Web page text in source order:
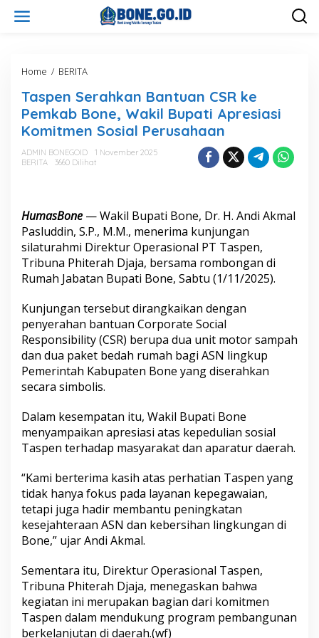
Home / BERITA
s
p
e
n
e
a
n
B
a
n
a
n
C
S
R
k
e
e
m
k
a
B
o
n
e
,
W
k
i
l
B
u
p
Taspen Serahkan Bantuan CSR ke
Pemkab Bone, Wakil Bupati Apresiasi
Komitmen Sosial Perusahaan
ADMIN BONEGOID
1 November 2025
BERITA
3660 Dilihat
HumasBone — Wakil Bupati Bone, Dr. H. Andi Akmal
Pasluddin, S.P., M.M., menerima kunjungan
silaturahmi Direktur Operasional PT Taspen,
Tribuna Phiterah Djaja, bersama rombongan di
Rumah Jabatan Bupati Bone, Sabtu (1/11/2025).
Kunjungan tersebut dirangkaikan dengan
penyerahan bantuan Corporate Social
Responsibility (CSR) berupa dua unit motor sampah
dan dua paket bedah rumah bagi ASN lingkup
Pemerintah Kabupaten Bone yang diserahkan
secara simbolis.
Dalam kesempatan itu, Wakil Bupati Bone
menyampaikan apresiasi atas kepedulian sosial
Taspen terhadap masyarakat dan aparatur daerah.
“Kami berterima kasih atas perhatian Taspen yang
tidak hanya fokus pada layanan kepegawaian,
tetapi juga hadir membantu peningkatan
kesejahteraan ASN dan kebersihan lingkungan di
Bone,” ujar Andi Akmal.
Sementara itu, Direktur Operasional Taspen,
Tribuna Phiterah Djaja, menegaskan bahwa
kegiatan ini merupakan bagian dari komitmen
Taspen dalam mendukung program pembangunan
berkelanjutan di daerah.(wf)